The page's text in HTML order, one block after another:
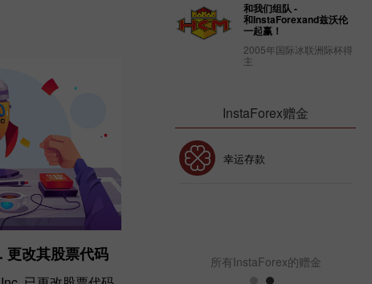
改其股票代码
和我们组队 -
和InstaForexand兹沃伦
一起赢！
2005年国际冰联洲际杯得
主
InstaForex赠金
30% 赠金
InstaForex俱乐部赠金
幸运存款
所有InstaForex的赠金